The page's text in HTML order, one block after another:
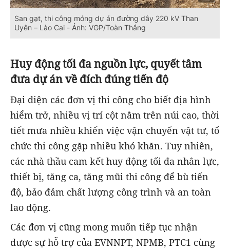
San gạt, thi công móng dự án đường dây 220 kV Than
Uyên – Lào Cai - Ảnh: VGP/Toàn Thắng
Huy động tối đa nguồn lực, quyết tâm
đưa dự án về đích đúng tiến độ
Đại diện các đơn vị thi công cho biết địa hình
hiểm trở, nhiều vị trí cột nằm trên núi cao, thời
tiết mưa nhiều khiến việc vận chuyển vật tư, tổ
chức thi công gặp nhiều khó khăn. Tuy nhiên,
các nhà thầu cam kết huy động tối đa nhân lực,
thiết bị, tăng ca, tăng mũi thi công để bù tiến
độ, bảo đảm chất lượng công trình và an toàn
lao động.
Các đơn vị cũng mong muốn tiếp tục nhận
được sự hỗ trợ của EVNNPT, NPMB, PTC1 cùng